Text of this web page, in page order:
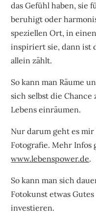
das Gefühl haben, sie
beruhigt oder
speziellen Ort, in
inspiriert sie, dann ist
allein zählt.
So kann man Räume
sich selbst die
Lebens einräumen.
Nur darum geht es
Fotografie. Mehr Infos
www.lebenspower.de.
So kann man sich
Fotokunst etwas
investieren.